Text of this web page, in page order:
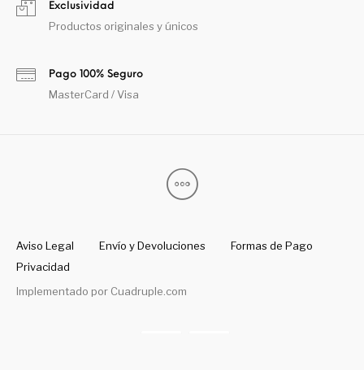
Exclusividad
Productos originales y únicos
Pago 100% Seguro
MasterCard / Visa
Aviso Legal Envío y Devoluciones
Formas de Pago
Privacidad
Implementado por Cuadruple.com